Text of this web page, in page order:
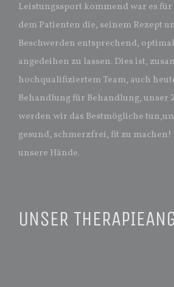
Leistungssport kommend war es
dem Patienten die, seinem Rezept
Beschwerden entsprechend,
angedeihen zu lassen. Dies ist,
hochqualifiziertem Team, auch
Behandlung für Behandlung, unser
werden wir das Bestmögliche
gesund, schmerzfrei, fit zu machen!
unsere Hände.
UNSER